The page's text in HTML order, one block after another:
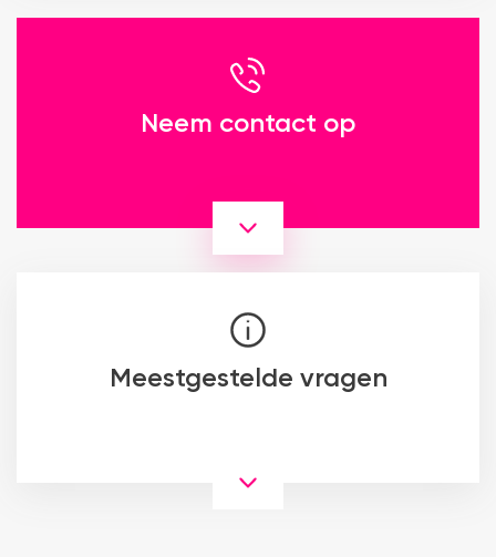
Neem contact op
Meestgestelde vragen